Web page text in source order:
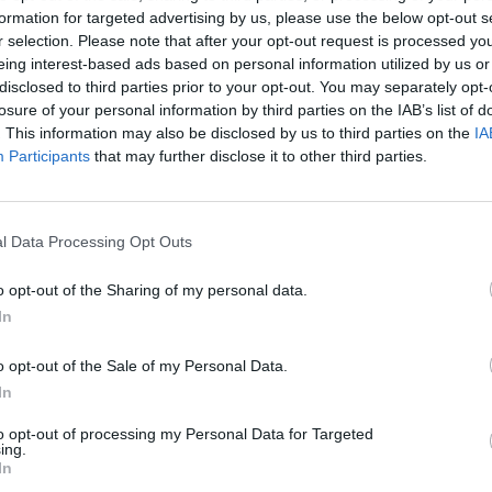
for targeted advertising by us, please use the below opt-out
selection. Please note that after your opt-out request is processed
interest-based ads based on personal information utilized by us
to third parties prior to your opt-out. You may separately
of your personal information by third parties on the IAB’s list of
This information may also be disclosed by us to third parties on the
Participants that may further disclose it to other third parties.
Data Processing Opt Outs
opt-out of the Sharing of my personal data.
opt-out of the Sale of my Personal Data.
opt-out of processing my Personal Data for Targeted
2014
δράση «Τρέχουμε και
των παιδιών μας»
κ. Κώστας Ψημμένος στη συνέντευξη για τη δράση
παιδιών μας» τόνισε τα εξής:
2014
Επιστήμη- Υγεία:
δυσκολίες
24 Ιουλίου 2026, 10:19
τον κίνδυνο